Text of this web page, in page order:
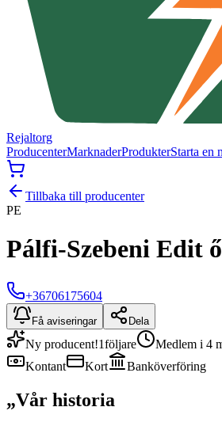
Rejaltorg
ProducenterMarknaderProdukterStarta en
Tillbaka till producenter
PE
Pálfi-Szebeni Edit
+36706175604
Få aviseringar Dela
Ny producent!1följare
Medlem i 4
Kontant
Kort Banköverföring
„Vår historia